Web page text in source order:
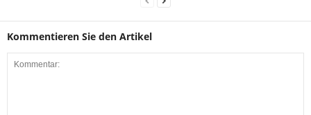
Kommentieren Sie den Artikel